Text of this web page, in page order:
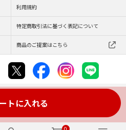
トに入れる
利用規約
特定商取引法に基づく表記について
商品のご提案はこちら